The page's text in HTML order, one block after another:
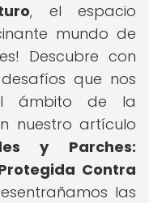
, el espacio
mundo de
Descubre con
que nos
ámbito de la
nuestro artículo
y Parches:
Contra
las